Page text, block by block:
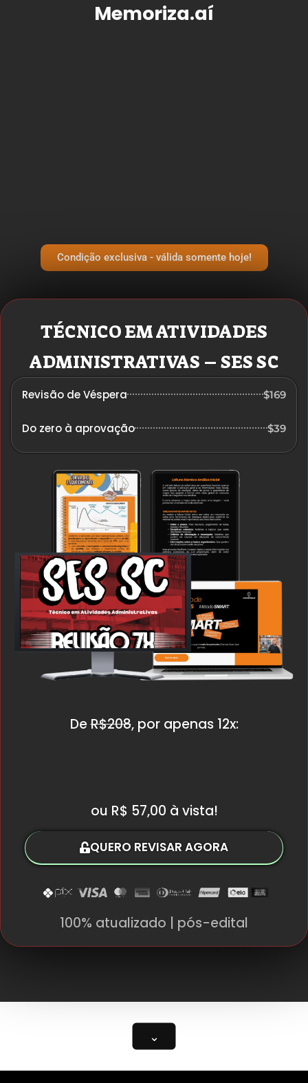
Memoriza.aí
Condição exclusiva - válida somente hoje!
TÉCNICO EM ATIVIDADES
ADMINISTRATIVAS – SES SC
Revisão de Véspera $169
Do zero à aprovação $39
DeR$208, por apenas 12x:
ou R$ 57,00 à vista!
QUERO REVISAR AGORA
100% atualizado | pós-edital
⌄